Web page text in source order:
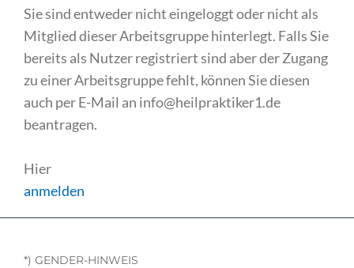
Sie sind entweder nicht eingeloggt oder nicht als
Mitglied dieser Arbeitsgruppe hinterlegt. Falls Sie
bereits als Nutzer registriert sind aber der Zugang
zu einer Arbeitsgruppe fehlt, können Sie diesen
auch per E-Mail an info@heilpraktiker1.de
beantragen.
Hier
anmelden
*) GENDER-HINWEIS